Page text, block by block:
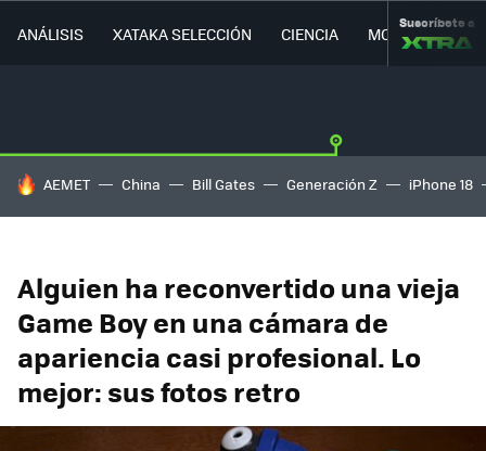
ANÁLISIS XATAKA SELECCIÓN CIENCIA MOVILIDAD
Suscríbete a
HOY SE HABLA DE
AEMET China Bill Gates Generación Z iPhone 18
Alguien ha reconvertido una vieja
Game Boy en una cámara de
apariencia casi profesional. Lo
mejor: sus fotos retro